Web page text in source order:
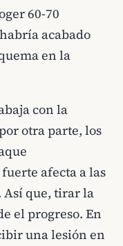
60-70
acabado
en la
con la
otra parte, los
afecta a las
Así que, tirar la
el progreso. En
una lesión en